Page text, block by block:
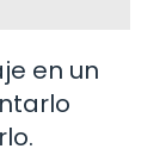
en un